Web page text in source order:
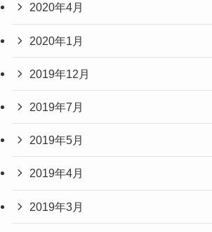
2020年4月
2020年1月
2019年12月
2019年7月
2019年5月
2019年4月
2019年3月